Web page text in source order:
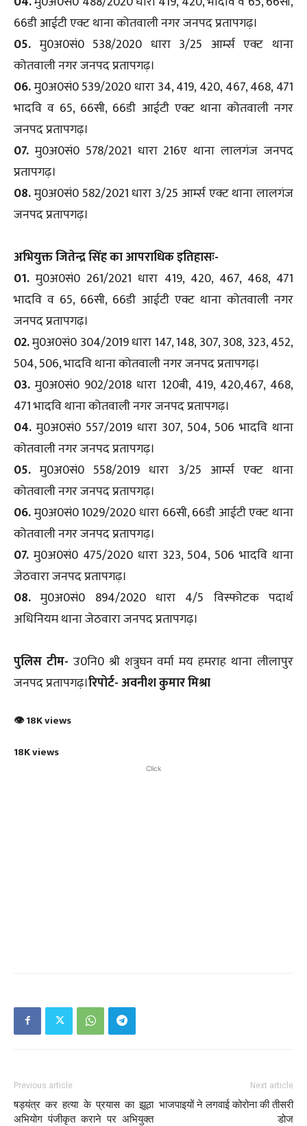
66डी आईटी एक्ट थाना कोतवाली नगर जनपद प्रतापगढ़।
05. मु0अ0सं0 538/2020 धारा 3/25 आर्म्स एक्ट थाना
कोतवाली नगर जनपद प्रतापगढ़।
06.मु0अ0सं0 539/2020 धारा 34, 419, 420, 467, 468, 471
भादवि व 65, 66सी, 66डी आईटी एक्ट थाना कोतवाली नगर
जनपद प्रतापगढ़।
07. मु0अ0सं0 578/2021 धारा 216ए थाना लालगंज जनपद
प्रतापगढ़।
08.मु0अ0सं0 582/2021 धारा 3/25 आर्म्स एक्ट थाना लालगंज
जनपद प्रतापगढ़।
अभियुक्त जितेन्द्र सिंह का आपराधिक इतिहासः-
01. मु0अ0सं0 261/2021 धारा 419, 420, 467, 468, 471
भादवि व 65, 66सी, 66डी आईटी एक्ट थाना कोतवाली नगर
जनपद प्रतापगढ़।
02.मु0अ0सं0 304/2019 धारा 147, 148, 307, 308, 323, 452,
504, 506, भादवि थाना कोतवाली नगर जनपद प्रतापगढ़।
03. मु0अ0सं0 902/2018 धारा 120बी, 419, 420,467, 468,
471 भादवि थाना कोतवाली नगर जनपद प्रतापगढ़।
04. मु0अ0सं0 557/2019 धारा 307, 504, 506 भादवि थाना
कोतवाली नगर जनपद प्रतापगढ़।
05. मु0अ0सं0 558/2019 धारा 3/25 आर्म्स एक्ट थाना
कोतवाली नगर जनपद प्रतापगढ़।
06.मु0अ0सं0 1029/2020 धारा 66सी, 66डी आईटी एक्ट थाना
कोतवाली नगर जनपद प्रतापगढ़।
07. मु0अ0सं0 475/2020 धारा 323, 504, 506 भादवि थाना
जेठवारा जनपद प्रतापगढ़।
08. मु0अ0सं0 894/2020 धारा 4/5 विस्फोटक पदार्थ
अधिनियम थाना जेठवारा जनपद प्रतापगढ़।
पुलिस टीम- उ0नि0 श्री शत्रुघन वर्मा मय हमराह थाना लीलापुर
जनपद प्रतापगढ़।रिपोर्ट- अवनीश कुमार मिश्रा
👁 18K views
18K views
Click
Previous article
षड्यंत्र कर हत्या के प्रयास का झूठा
अभियोग पंजीकृत कराने पर अभियुक्त
Next article
भाजपाइयों ने लगवाई कोरोना की तीसरी
डोज